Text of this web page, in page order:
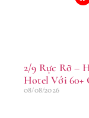
2/9 Rực Rỡ –
Hotel Với 60+
08/08/2026